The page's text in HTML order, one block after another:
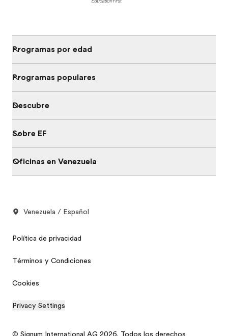
Programas por edad
Programas populares
Descubre
Sobre EF
Oficinas en Venezuela
Venezuela / Español
Política de privacidad
Términos y Condiciones
Cookies
Privacy Settings
© Signum International AG 2026. Todos los derechos